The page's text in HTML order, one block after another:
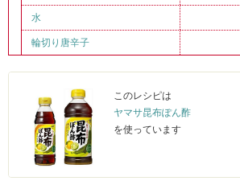
水
輪切り唐辛子
このレシピは
ヤマサ昆布ぽん酢
を使っています